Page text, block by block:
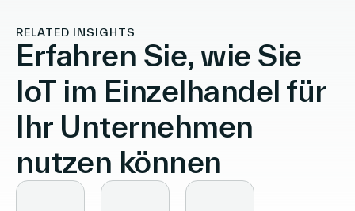
RELATED INSIGHTS
Erfahren Sie, wie Sie
IoT im Einzelhandel für
Ihr Unternehmen
nutzen können